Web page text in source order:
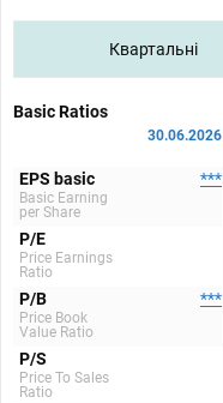
Квартальні
Basic Ratios
30.06.2026
EPS basic
Basic Earning
per Share
***
P/E
Price Earnings
Ratio
P/B
Price Book
Value Ratio
***
P/S
Price To Sales
Ratio